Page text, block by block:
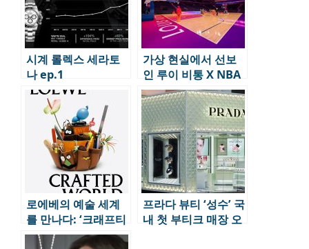
시계 롤렉스 세라토
나 ep.1
가상 현실에서 선보
인 루이 비통 X NBA
콜라보 매장 ep.1
로에베의 예술 세계
를 만나다: ‘크래프티
드 월드’ 첫 전시, 상
프라다 뷰티 ‘성수’ 국
내 첫 부티크 매장 오